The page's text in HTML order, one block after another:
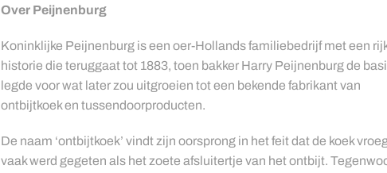
Over Peijnenburg
Koninklijke Peijnenburg is een oer-Hollands familiebedrijf met een
historie die teruggaat tot 1883, toen bakker Harry Peijnenburg de
legde voor wat later zou uitgroeien tot een bekende fabrikant van
ontbijtkoek en tussendoorproducten.
De naam ‘ontbijtkoek’ vindt zijn oorsprong in het feit dat de koek
vaak werd gegeten als het zoete afsluitertje van het ontbijt.